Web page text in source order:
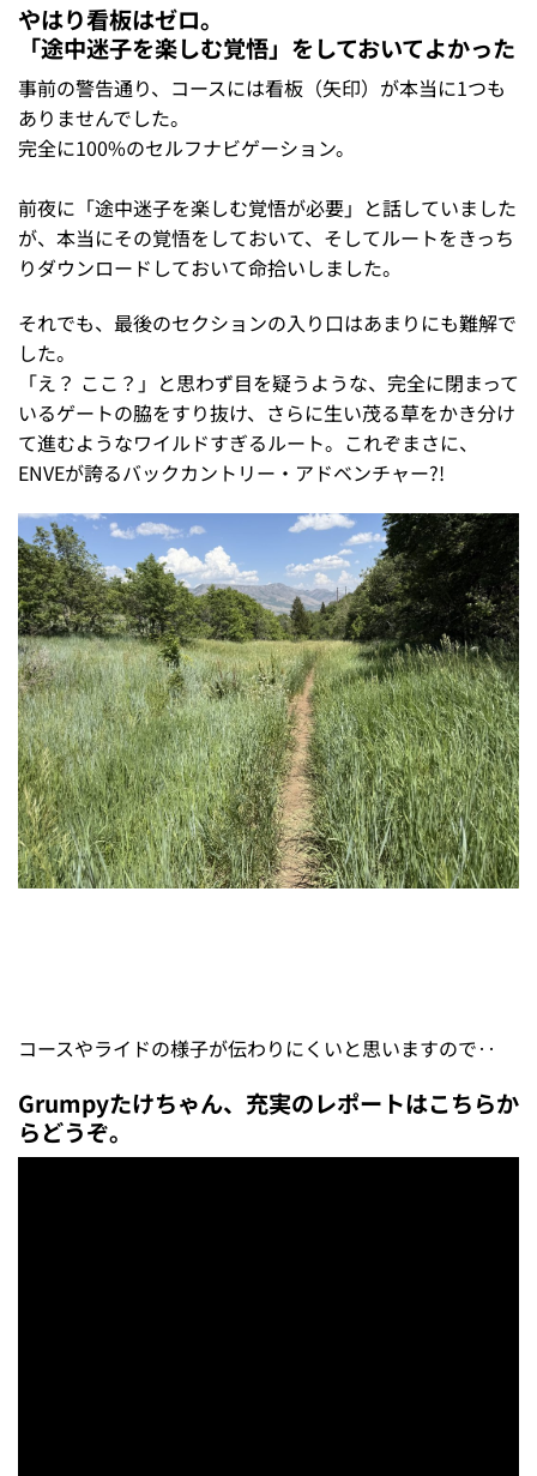
やはり看板はゼロ。
「途中迷子を楽しむ覚悟」をしておいてよかった
事前の警告通り、コースには看板（矢印）が本当に1つも
ありませんでした。
完全に100%のセルフナビゲーション。
前夜に「途中迷子を楽しむ覚悟が必要」と話していました
が、本当にその覚悟をしておいて、そしてルートをきっち
りダウンロードしておいて命拾いしました。
それでも、最後のセクションの入り口はあまりにも難解で
した。
「え？ ここ？」と思わず目を疑うような、完全に閉まって
いるゲートの脇をすり抜け、さらに生い茂る草をかき分け
て進むようなワイルドすぎるルート。これぞまさに、
ENVEが誇るバックカントリー・アドベンチャー?!
コースやライドの様子が伝わりにくいと思いますので‥
Grumpyたけちゃん、充実のレポートはこちらか
らどうぞ。